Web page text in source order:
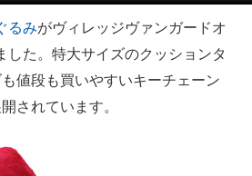
ージ
ンド
未来
るみがヴィレッジヴァンガードオ
した。特大サイズのクッションタ
値段も買いやすいキーチェーン
されています。